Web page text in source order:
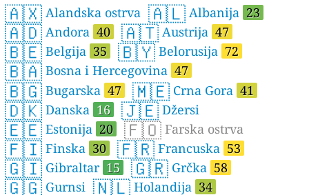
🇦🇽 Alandska ostrva 🇦🇱 Albanija 23
🇦🇩 Andora 40 🇦🇹 Austrija 47
🇧🇪 Belgija 35 🇧🇾 Belorusija 72
🇧🇦 Bosna i Hercegovina 47
🇧🇬 Bugarska 47 🇲🇪 Crna Gora 41
🇩🇰 Danska 16 🇯🇪 Džersi
🇪🇪 Estonija 20 🇫🇴 Farska ostrva
🇫🇮 Finska 30 🇫🇷 Francuska 53
🇬🇮 Gibraltar 15 🇬🇷 Grčka 58
🇬🇬 Gurnsi 🇳🇱 Holandija 34